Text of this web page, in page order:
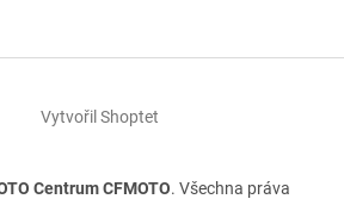
Vytvořil Shoptet
Centrum CFMOTO. Všechna práva